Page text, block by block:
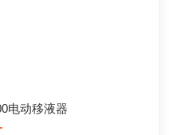
电动移液器